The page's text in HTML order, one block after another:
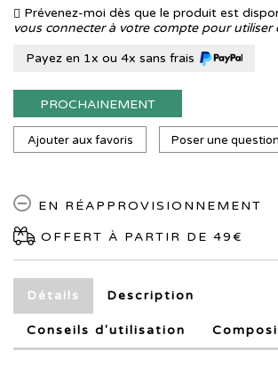
Prévenez-moi dès que le produit est
vous connecter à votre compte pour utiliser
Payez en 1x ou 4x sans frais
PROCHAINEMENT
Ajouter aux favoris Poser une question
EN RÉAPPROVISIONNEMENT
OFFERT À PARTIR DE 49€
Détails Description
Conseils d'utilisation